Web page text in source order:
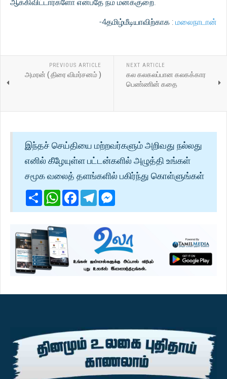
ஆக்கிவிட்டார்களோ என்பதே நம் மனக்குறை.
-4தமிழ்மீடியாவிற்காக : மலைநாடான்
PREVIOUS ARTICLE
அமரன் ( திரை விமர்சனம் )
NEXT ARTICLE
கல கலகலப்பான கலகக்கார
பெண்ணின் கதை
இந்தச் செய்தியை மற்றவர்களும் அறிவது நல்லது
எனில் கீழேயுள்ள பட்டன்களில் அழுத்தி உங்கள்
சமூக வலைத் தளங்களில் பகிர்ந்து கொள்ளுங்கள்
ShareWhatsApp
Facebook
Telegram